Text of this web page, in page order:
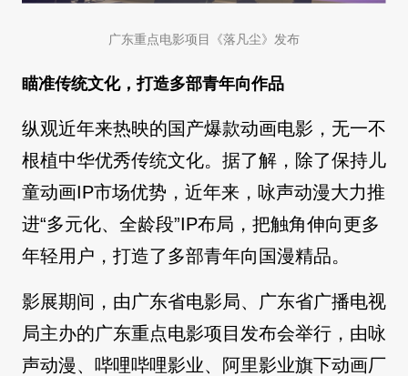
广东重点电影项目《落凡尘》发布
瞄准传统文化，打造多部青年向作品
纵观近年来热映的国产爆款动画电影，无一不
根植中华优秀传统文化。据了解，除了保持儿
童动画IP市场优势，近年来，咏声动漫大力推
进“多元化、全龄段”IP布局，把触角伸向更多
年轻用户，打造了多部青年向国漫精品。
影展期间，由广东省电影局、广东省广播电视
局主办的广东重点电影项目发布会举行，由咏
声动漫、哔哩哔哩影业、阿里影业旗下动画厂